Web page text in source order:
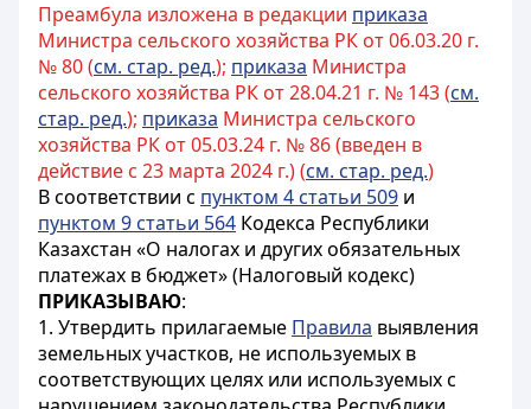
Преамбула изложена в редакции приказа
Министра сельского хозяйства РК от 06.03.20 г.
№ 80 (см. стар. ред.); приказа Министра
сельского хозяйства РК от 28.04.21 г. № 143 (см.
стар. ред.); приказа Министра сельского
хозяйства РК от 05.03.24 г. № 86 (введен в
действие с 23 марта 2024 г.) (см. стар. ред.)
В соответствии с пунктом 4 статьи 509 и
пунктом 9 статьи 564 Кодекса Республики
Казахстан «О налогах и других обязательных
платежах в бюджет» (Налоговый кодекс)
ПРИКАЗЫВАЮ:
1. Утвердить прилагаемые Правила выявления
земельных участков, не используемых в
соответствующих целях или используемых с